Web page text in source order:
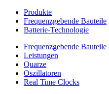
Produkte
Frequenzgebende Bauteile
Batterie-Technologie
Frequenzgebende Bauteile
Leistungen
Quarze
Oszillatoren
Real Time Clocks